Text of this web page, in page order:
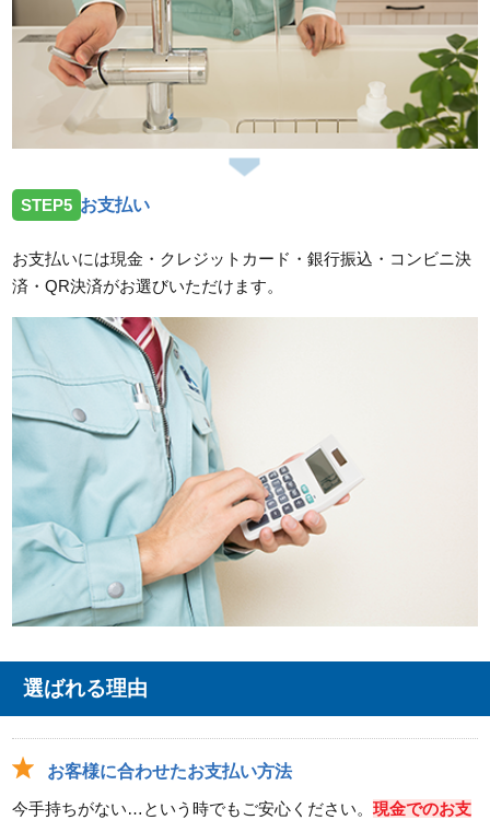
STEP5 お支払い
お支払いには現金・クレジットカード・銀行振込・コンビニ決
済・QR決済がお選びいただけます。
選ばれる理由
お客様に合わせたお支払い方法
今手持ちがない…という時でもご安心ください。現金でのお支